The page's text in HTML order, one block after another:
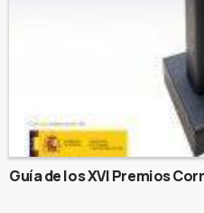
Guía de los XVI Premios